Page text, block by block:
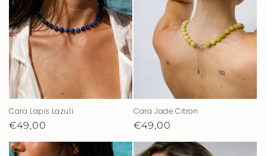
Cara Lapis Lazuli
Prix
habituel
€49,00
Cara Jade Citron
Prix
habituel
€49,00